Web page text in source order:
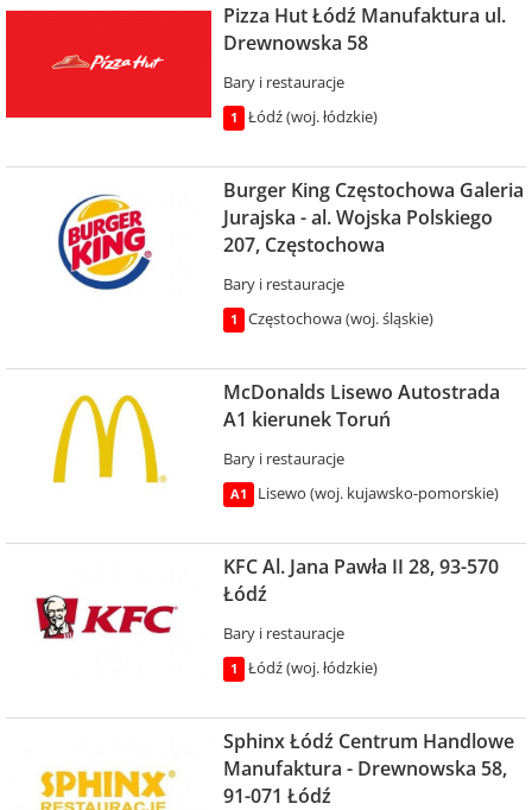
Pizza Hut Łódź Manufaktura ul.
Drewnowska 58
Bary i restauracje
1 Łódź (woj. łódzkie)
Burger King Częstochowa Galeria
Jurajska - al. Wojska Polskiego
207, Częstochowa
Bary i restauracje
1 Częstochowa (woj. śląskie)
McDonalds Lisewo Autostrada
A1 kierunek Toruń
Bary i restauracje
A1 Lisewo (woj. kujawsko-pomorskie)
KFC Al. Jana Pawła II 28, 93-570
Łódź
Bary i restauracje
1 Łódź (woj. łódzkie)
Sphinx Łódź Centrum Handlowe
Manufaktura - Drewnowska 58,
91-071 Łódź